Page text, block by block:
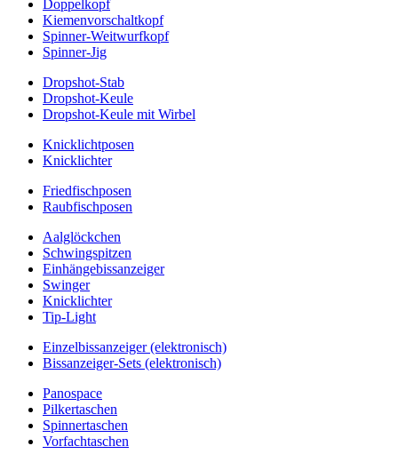
Doppelkopf
Kiemenvorschaltkopf
Spinner-Weitwurfkopf
Spinner-Jig
Dropshot-Stab
Dropshot-Keule
Dropshot-Keule mit Wirbel
Knicklichtposen
Knicklichter
Friedfischposen
Raubfischposen
Aalglöckchen
Schwingspitzen
Einhängebissanzeiger
Swinger
Knicklichter
Tip-Light
Einzelbissanzeiger (elektronisch)
Bissanzeiger-Sets (elektronisch)
Panospace
Pilkertaschen
Spinnertaschen
Vorfachtaschen